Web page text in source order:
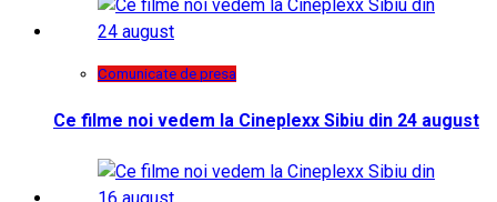
Comunicate de presa
Ce filme noi vedem la Cineplexx Sibiu din 24 august